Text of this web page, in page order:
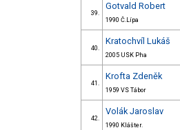
39.
Gotvald Robert
1990 Č.Lípa
40.
Kratochvíl Lukáš
2005 USK Pha
41.
Krofta Zdeněk
1959 VS Tábor
42.
Volák Jaroslav
1990 Klášter.